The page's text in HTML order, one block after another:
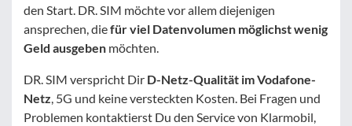
den Start. DR. SIM möchte vor allem diejenigen
ansprechen, diefür viel Datenvolumen möglichst wenig
Geld ausgeben möchten.
DR. SIM verspricht Dir D-Netz-Qualität im Vodafone-
Netz, 5G und keine versteckten Kosten. Bei Fragen und
Problemen kontaktierst Du den Service von Klarmobil,